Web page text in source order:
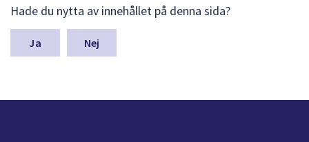
ä
m
a
n
Hade du nytta av innehållet på denna sida?
Nej